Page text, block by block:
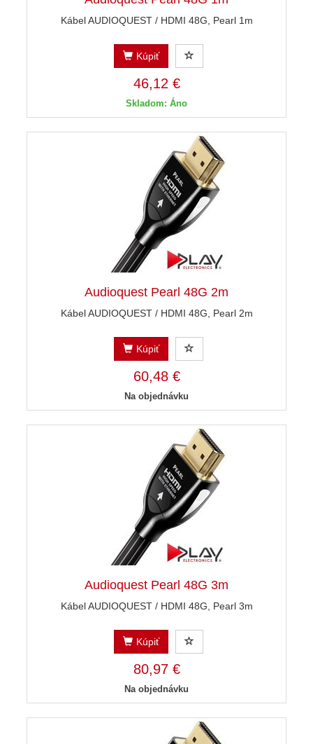
Kábel AUDIOQUEST / HDMI 48G, Pearl 1m
Kúpiť
46,12 €
Skladom: Áno
Audioquest Pearl 48G 2m
Kábel AUDIOQUEST / HDMI 48G, Pearl 2m
Kúpiť
60,48 €
Na objednávku
Audioquest Pearl 48G 3m
Kábel AUDIOQUEST / HDMI 48G, Pearl 3m
Kúpiť
80,97 €
Na objednávku